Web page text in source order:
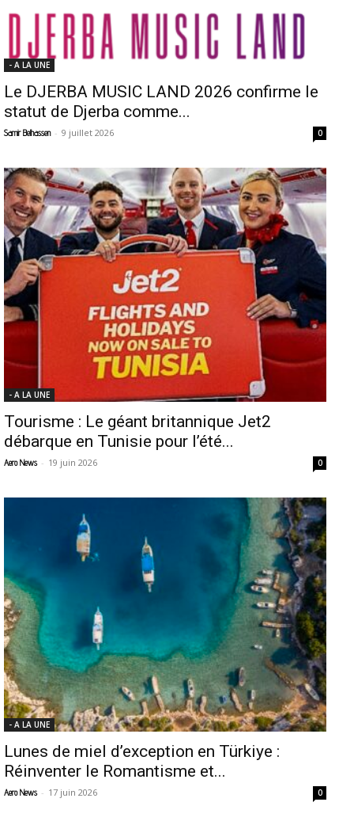
- A LA UNE
Le DJERBA MUSIC LAND 2026 confirme le
statut de Djerba comme...
Samir Belhassen - 9 juillet 2026 0
- A LA UNE
Tourisme : Le géant britannique Jet2
débarque en Tunisie pour l’été...
Aero News - 19 juin 2026 0
- A LA UNE
Lunes de miel d’exception en Türkiye :
Réinventer le Romantisme et...
Aero News - 17 juin 2026 0